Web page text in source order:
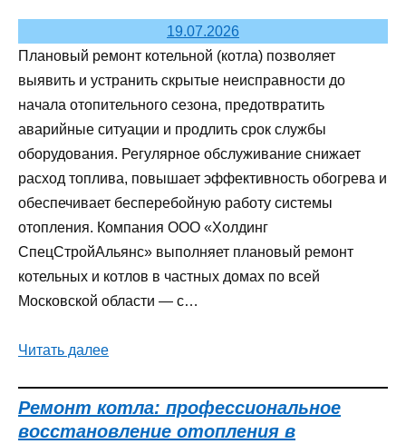
19.07.2026
Плановый ремонт котельной (котла) позволяет
выявить и устранить скрытые неисправности до
начала отопительного сезона, предотвратить
аварийные ситуации и продлить срок службы
оборудования. Регулярное обслуживание снижает
расход топлива, повышает эффективность обогрева и
обеспечивает бесперебойную работу системы
отопления. Компания ООО «Холдинг
СпецСтройАльянс» выполняет плановый ремонт
котельных и котлов в частных домах по всей
Московской области — с…
Читать далее
Ремонт котла: профессиональное
восстановление отопления в